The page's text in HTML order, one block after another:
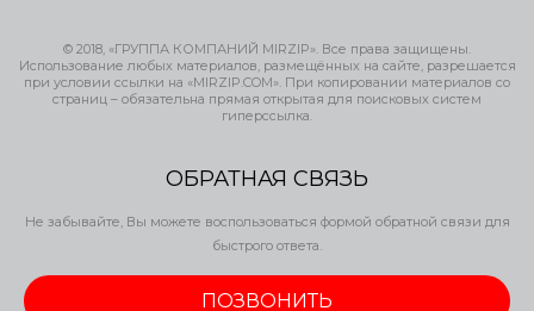
© 2018, «ГРУППА КОМПАНИЙ MIRZIP». Все права защищены.
Использование любых материалов, размещённых на сайте, разрешается
при условии ссылки на «MIRZIP.COM». При копировании материалов со
страниц – обязательна прямая открытая для поисковых систем
гиперссылка.
ОБРАТНАЯ СВЯЗЬ
Не забывайте, Вы можете воспользоваться формой обратной связи для
быстрого ответа.
ПОЗВОНИТЬ